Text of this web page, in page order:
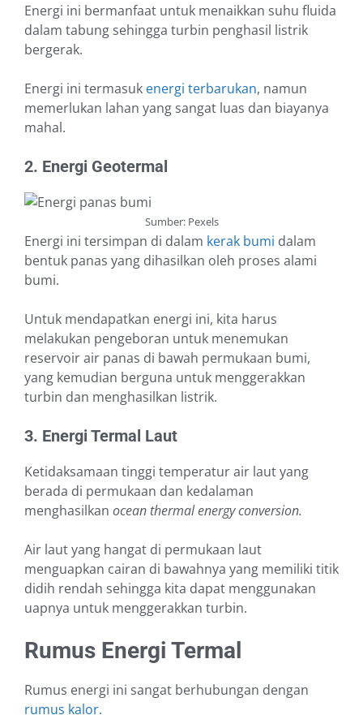
Energi ini bermanfaat untuk menaikkan suhu fluida
dalam tabung sehingga turbin penghasil listrik
bergerak.
Energi ini termasuk energi terbarukan, namun
memerlukan lahan yang sangat luas dan biayanya
mahal.
2. Energi Geotermal
Sumber: Pexels
Energi ini tersimpan di dalam kerak bumi dalam
bentuk panas yang dihasilkan oleh proses alami
bumi.
Untuk mendapatkan energi ini, kita harus
melakukan pengeboran untuk menemukan
reservoir air panas di bawah permukaan bumi,
yang kemudian berguna untuk menggerakkan
turbin dan menghasilkan listrik.
3. Energi Termal Laut
Ketidaksamaan tinggi temperatur air laut yang
berada di permukaan dan kedalaman
menghasilkan ocean thermal energy conversion.
Air laut yang hangat di permukaan laut
menguapkan cairan di bawahnya yang memiliki titik
didih rendah sehingga kita dapat menggunakan
uapnya untuk menggerakkan turbin.
Rumus Energi Termal
Rumus energi ini sangat berhubungan dengan
rumus kalor.